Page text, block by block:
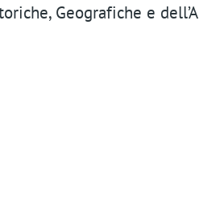
Geografiche e